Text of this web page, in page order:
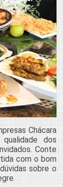
Chácara
dos
Conte
com o bom
sobre o